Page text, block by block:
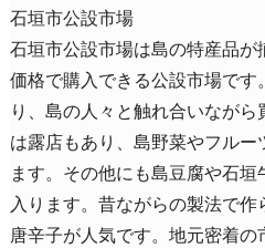
石垣市公設市場
石垣市公設市場は島の特産品
価格で購入できる公設市場で
り、島の人々と触れ合いなが
は露店もあり、島野菜やフル
ます。その他にも島豆腐や石
入ります。昔ながらの製法で
唐辛子が人気です。地元密着